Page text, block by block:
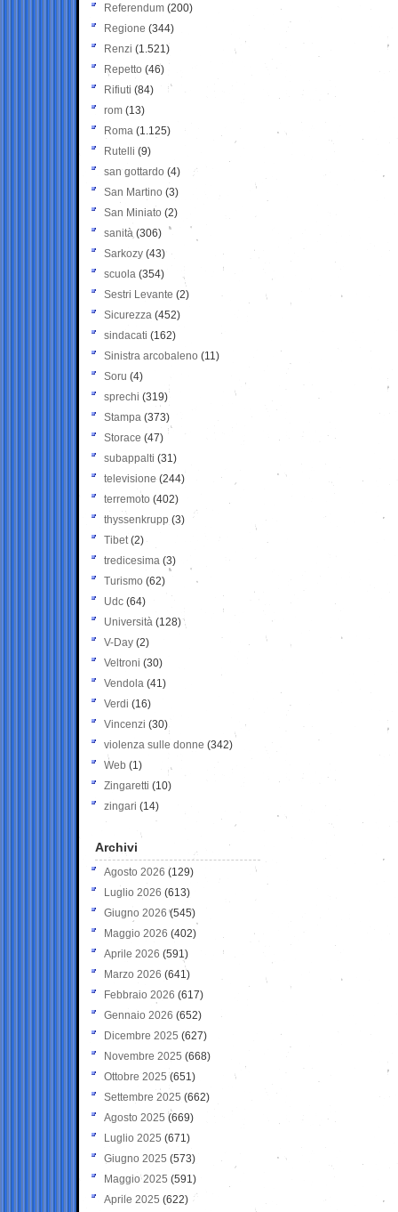
Referendum (200)
Regione (344)
Renzi (1.521)
Repetto (46)
Rifiuti (84)
rom (13)
Roma (1.125)
Rutelli (9)
san gottardo (4)
San Martino (3)
San Miniato (2)
sanità (306)
Sarkozy (43)
scuola (354)
Sestri Levante (2)
Sicurezza (452)
sindacati (162)
Sinistra arcobaleno (11)
Soru (4)
sprechi (319)
Stampa (373)
Storace (47)
subappalti (31)
televisione(244)
terremoto (402)
thyssenkrupp (3)
Tibet(2)
tredicesima (3)
Turismo (62)
Udc (64)
Università (128)
V-Day (2)
Veltroni (30)
Vendola (41)
Verdi (16)
Vincenzi (30)
violenza sulle donne (342)
Web (1)
Zingaretti (10)
zingari (14)
Archivi
Agosto 2026 (129)
Luglio 2026 (613)
Giugno 2026 (545)
Maggio 2026 (402)
Aprile 2026 (591)
Marzo 2026 (641)
Febbraio 2026 (617)
Gennaio 2026 (652)
Dicembre 2025 (627)
Novembre 2025 (668)
Ottobre 2025 (651)
Settembre 2025 (662)
Agosto 2025 (669)
Luglio 2025 (671)
Giugno 2025 (573)
Maggio 2025 (591)
Aprile 2025 (622)